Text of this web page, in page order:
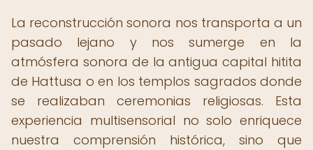
La reconstrucción sonora nos transporta a un
pasado lejano y nos sumerge en la
atmósfera sonora de la antigua capital hitita
de Hattusa o en los templos sagrados donde
se realizaban ceremonias religiosas. Esta
experiencia multisensorial no solo enriquece
nuestra comprensión histórica, sino que